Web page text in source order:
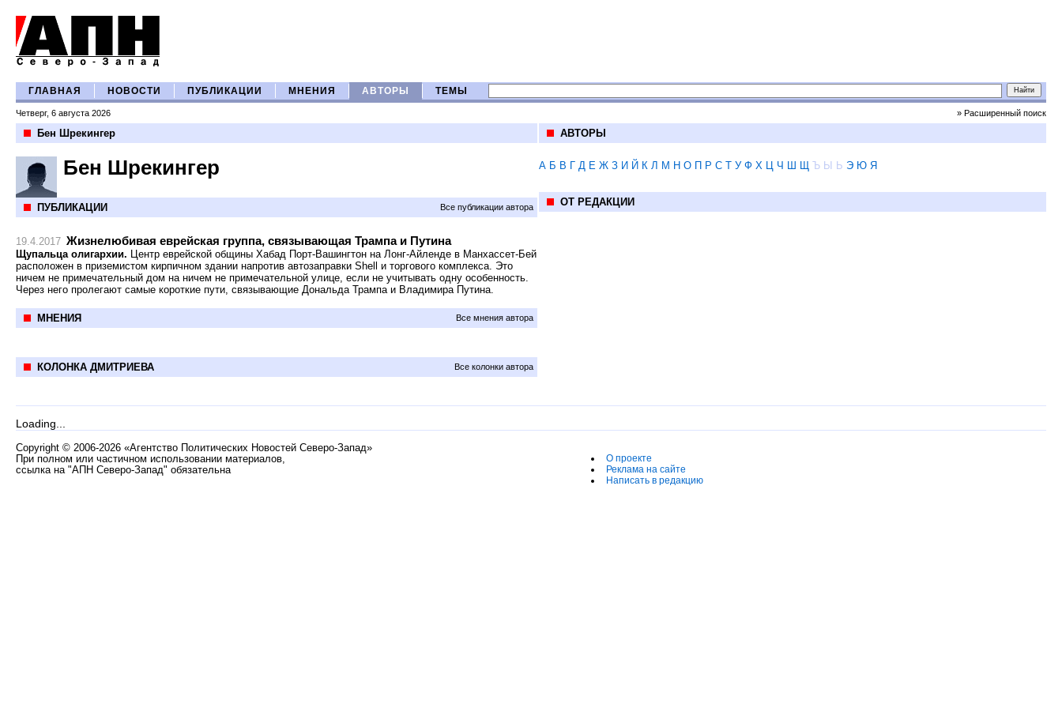
ГЛАВНАЯ НОВОСТИ ПУБЛИКАЦИИ МНЕНИЯ АВТОРЫ ТЕМЫ
Четверг, 6 августа 2026 » Расширенный поиск
Бен Шрекингер
Бен Шрекингер
ПУБЛИКАЦИИ Все публикации автора
19.4.2017 Жизнелюбивая еврейская группа, связывающая Трампа и Путина
Щупальца олигархии. Центр еврейской общины Хабад Порт-Вашингтон на Лонг-Айленде в Манхассет-Бей
расположен в приземистом кирпичном здании напротив автозаправки Shell и торгового комплекса. Это
ничем не примечательный дом на ничем не примечательной улице, если не учитывать одну особенность.
Через него пролегают самые короткие пути, связывающие Дональда Трампа и Владимира Путина.
МНЕНИЯ Все мнения автора
КОЛОНКА ДМИТРИЕВА Все колонки автора
АВТОРЫ
А Б В Г Д Е Ж З И Й К Л М Н О П Р С Т У Ф Х Ц Ч Ш Щ Ъ Ы Ь Э Ю Я
ОТ РЕДАКЦИИ
Loading...
Copyright © 2006-2026 «Агентство Политических Новостей Северо-Запад»
При полном или частичном использовании материалов,
ссылка на "АПН Северо-Запад" обязательна
О проекте
Реклама на сайте
Написать в редакцию